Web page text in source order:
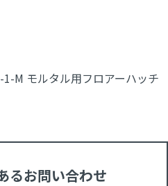
1-M モルタル用フロアーハッチ
るお問い合わせ